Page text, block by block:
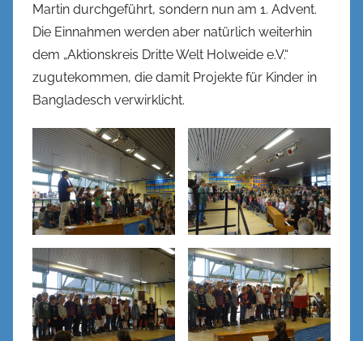
Martin durchgeführt, sondern nun am 1. Advent.
Die Einnahmen werden aber natürlich weiterhin
dem „Aktionskreis Dritte Welt Holweide e.V.“
zugutekommen, die damit Projekte für Kinder in
Bangladesch verwirklicht.